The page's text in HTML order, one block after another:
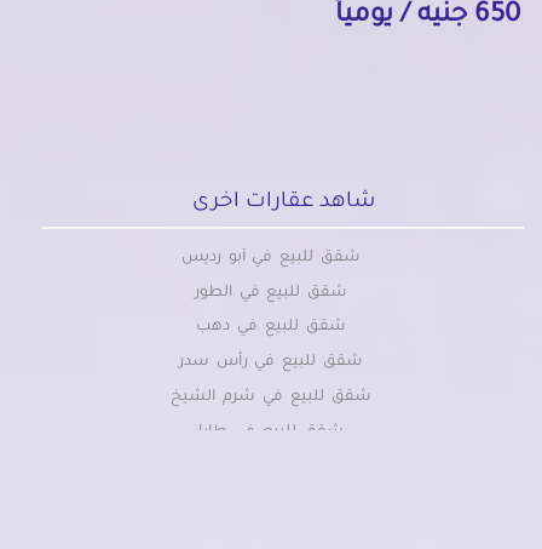
650 جنيه / يومياً
شاهد عقارات اخرى
شقق للبيع في أبو رديس
شقق للبيع في الطور
شقق للبيع في دهب
شقق للبيع في رأس سدر
شقق للبيع في شرم الشيخ
شقق للبيع في طابا